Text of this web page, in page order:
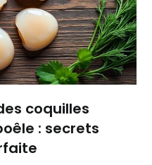
coquilles
: secrets